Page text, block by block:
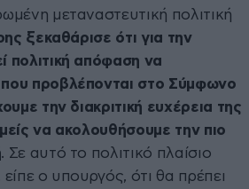
μεταναστευτική πολιτική
ξεκαθάρισε ότι για την
πολιτική απόφαση να
προβλέπονται στο Σύμφωνο
την διακριτική ευχέρεια της
να ακολουθήσουμε την πιο
. Σε αυτό το πολιτικό πλαίσιο
ο υπουργός, ότι θα πρέπει